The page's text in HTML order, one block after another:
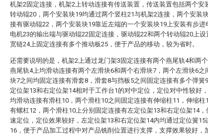
机架2固定连接，机架2上转动连接有传送装置，传送装置包括两个安
转动辊20，两个安装块19均通过两个竖柱21与机架2连接，两个安装
接有驱动辊22，两个安装块19靠近左端的一个安装块19上安装有步进
电机23的输出端与驱动辊22固定连接，驱动辊22和两个转动辊20上设
宽链24上固定连接有多个推动板25，便于产品的移动，较为省时。
还需要说明的是，机架2上通过龙门架3固定连接有两个燕尾轨4和两
燕尾轨4上均滑动连接有两个左滑块6和两个右滑块7，两个左滑块6之
块7之间均固定连接有滑套8，滑套8与挡板5之间固定连接有多个弹簧
定位架13和右定位架14相对于工作台1的对中定位，定位对中性较好
均滑动连接有滑柱10，两个滑柱10之间固定连接有伸缩柱11，伸缩柱
有螺杠12，两个滑柱10上分别固定连接有左定位架13和右定位架14
速定位，定位效果较好，左定位架13和右定位架14内均通过定位簧15
16，便于产品加工过程中对产品铣削位置进行支撑，支撑效果较好，